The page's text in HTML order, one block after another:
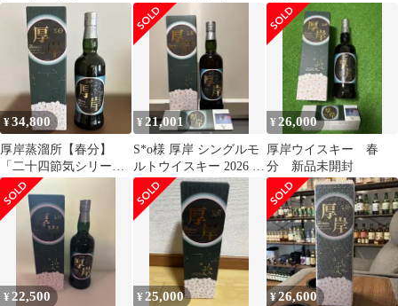
ゅんぶん AKKESHI
ルモルト
¥34,800
厚岸蒸溜所【春分】
「二十四節気シリーズ
シングルモルト」55％
700ml
¥ 21,001
S*o様 厚岸 シングルモ
ルトウイスキー 2026 春
分(しゅんぶん)
¥ 26,000
厚岸ウイスキー 春
分 新品未開封
¥ 22,500 ¥ 25,000 ¥26,600